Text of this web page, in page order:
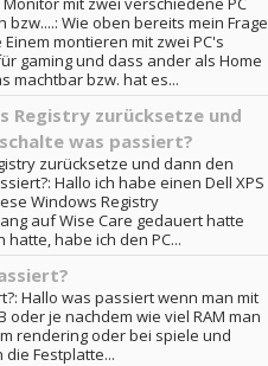
bzw....: Wie oben bereits mein Frage
montieren mit zwei PC's
gaming und dass ander als Home
machtbar bzw. hat es...
Registry zurücksetze und
was passiert?
zurücksetze und dann den
Hallo ich habe einen Dell XPS
Windows Registry
auf Wise Care gedauert hatte
habe ich den PC...
Hallo was passiert wenn man mit
oder je nachdem wie viel RAM man
rendering oder bei spiele und
Festplatte...